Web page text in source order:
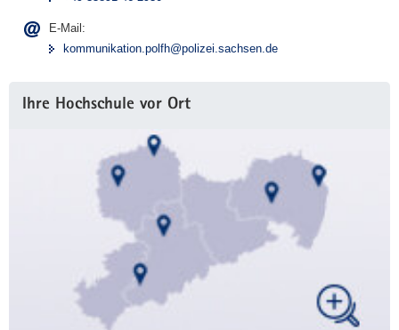
E-Mail:
kommunikation.polfh@polizei.sachsen.de
Ihre Hochschule vor Ort